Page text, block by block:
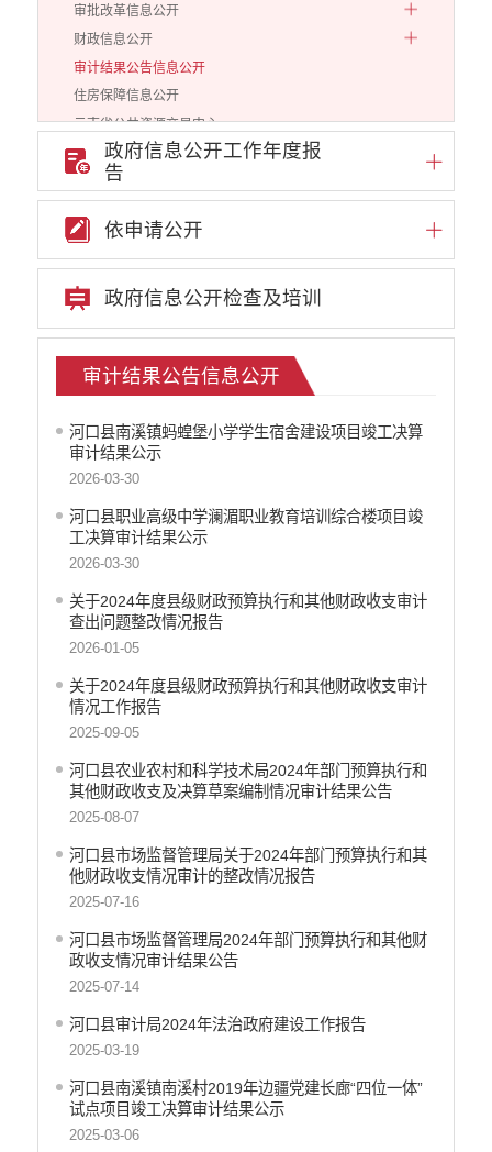
审批改革信息公开
财政信息公开
审计结果公告信息公开
住房保障信息公开
云南省公共资源交易中心
环境保护信息公开
价格和收费信息公开
重大建设项目信息公开
医疗卫生机构信息公开
旅游市场秩序和服务质量信息公开
征地信息公开
乡村振兴工作信息公开
创建国家园林县城
文化机构信息公开
民政信息公开
行政处罚和行政强制
行政事业性收费
公务员招录
建议提案办理答复
重大决策
财政资金直达基层
乡村振兴
养老服务
义务教育
医疗卫生
统计信息
公共文化服务
食品药品监管
产品质量
社会救助
政府信息公开工作年度报
告
依申请公开
政府信息公开检查及培训
审计结果公告信息公开
河口县南溪镇蚂蝗堡小学学生宿舍建设项目竣工决算
审计结果公示
2026-03-30
河口县职业高级中学澜湄职业教育培训综合楼项目竣
工决算审计结果公示
2026-03-30
关于2024年度县级财政预算执行和其他财政收支审计
查出问题整改情况报告
2026-01-05
关于2024年度县级财政预算执行和其他财政收支审计
情况工作报告
2025-09-05
河口县农业农村和科学技术局2024年部门预算执行和
其他财政收支及决算草案编制情况审计结果公告
2025-08-07
河口县市场监督管理局关于2024年部门预算执行和其
他财政收支情况审计的整改情况报告
2025-07-16
河口县市场监督管理局2024年部门预算执行和其他财
政收支情况审计结果公告
2025-07-14
河口县审计局2024年法治政府建设工作报告
2025-03-19
河口县南溪镇南溪村2019年边疆党建长廊“四位一体”
试点项目竣工决算审计结果公示
2025-03-06